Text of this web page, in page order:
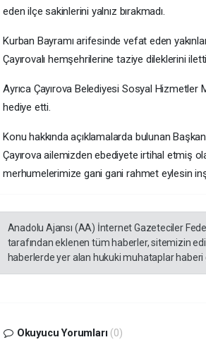
eden ilçe sakinlerini yalnız bırakmadı.
Kurban Bayramı arifesinde vefat eden
Çayırovalı hemşehrilerine taziye dileklerini
Ayrıca Çayırova Belediyesi Sosyal
hediye etti.
Konu hakkında açıklamalarda bulunan
Çayırova ailemizden ebediyete irtihal etmiş
merhumelerimize gani gani rahmet eylesin
Anadolu Ajansı (AA) İnternet Gazeteciler
tarafından eklenen tüm haberler, sitemizin
haberlerde yer alan hukuki muhataplar
Okuyucu Yorumları (0)